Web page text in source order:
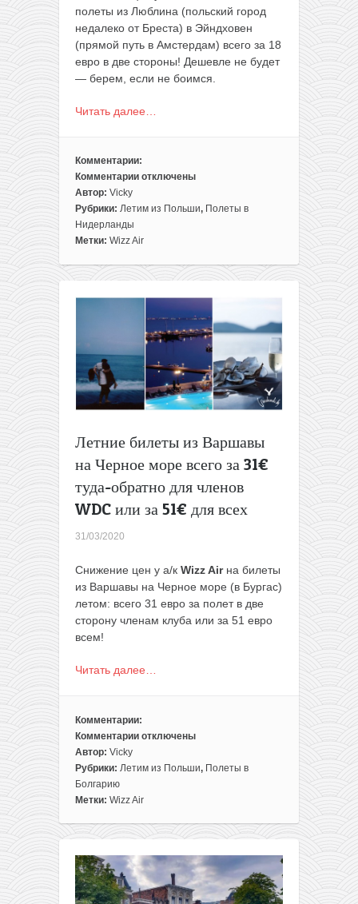
полеты из Люблина (польский город
недалеко от Бреста) в Эйндховен
(прямой путь в Амстердам) всего за 18
евро в две стороны! Дешевле не будет
— берем, если не боимся.
Читать далее…
Комментарии:
Комментарии
к
записи
Полеты
из
туда-
обратно
(летом)
отключены
Автор: Vicky
Рубрики: Летим из Польши, Полеты в
Нидерланды
Метки: Wizz Air
Летние билеты из Варшавы
на Черное море всего за 31€
туда-обратно для членов
WDC или за 51€ для всех
31/03/2020
Снижение цен у а/к Wizz Airна билеты
из Варшавы на Черное море (в Бургас)
летом: всего 31 евро за полет в две
сторону членам клуба или за 51 евро
всем!
Читать далее…
Комментарии:
Комментарии
к
записи
Летние
билеты
Варшавы
Черное
море
всего
отключены
Автор: Vicky
Рубрики: Летим из Польши, Полеты в
Болгарию
Метки: Wizz Air